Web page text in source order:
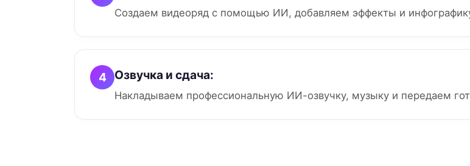
Создаем видеоряд с помощью ИИ, добавляем эффекты и
4 Озвучка и сдача:
Накладываем профессиональную ИИ-озвучку, музыку и передаем